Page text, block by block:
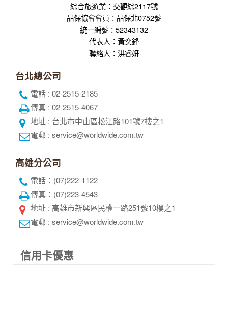
綜合旅遊業：交觀綜2117號
品保協會會員：品保北0752號
統一編號：52343132
代表人：黃奕鋒
聯絡人：洪睿妍
台北總公司
電話 : 02-2515-2185
傳真 : 02-2515-4067
地址 : 台北市中山區松江路101號7樓之1
電郵 : service@worldwide.com.tw
高雄分公司
電話：(07)222-1122
傳真：(07)223-4543
地址 : 高雄市新興區民權一路251號10樓之1
電郵 : service@worldwide.com.tw
信用卡優惠